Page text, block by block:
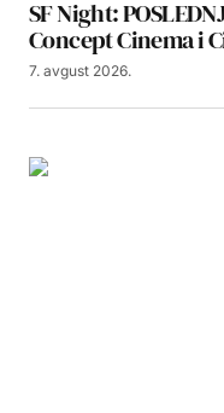
SF Night:
Concept Cinema i
7. avgust 2026.